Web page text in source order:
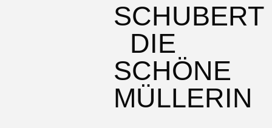
SCHUBERT
DIE
SCHÖNE
MÜLLERIN